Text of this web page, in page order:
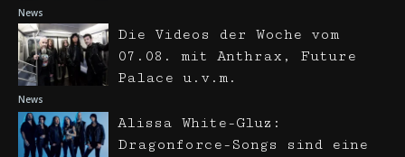
News
News
Die Videos der Woche vom
07.08. mit Anthrax, Future
Palace u.v.m.
Alissa White-Gluz:
Dragonforce-Songs sind eine